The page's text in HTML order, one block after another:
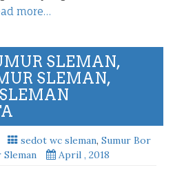
more…
SLEMAN,
SLEMAN,
sedot wc sleman, Sumur Bor
Sleman April , 2018